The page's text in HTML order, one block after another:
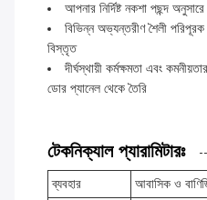
আপনার নির্দিষ্ট নকশা পছন্দ
বিভিন্ন অভ্যন্তরীণ শৈলী
বিস্তৃত
দীর্ঘস্থায়ী কর্মক্ষমতা এবং
ডোর প্যানেল থেকে তৈরি
টেকনিক্যাল প্যারামিটারঃ
ব্যবহার
আবাসিক ও